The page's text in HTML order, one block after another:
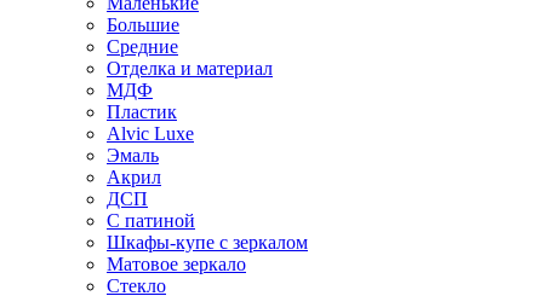
Большие
Средние
Отделка и материал
МДФ
Пластик
Alvic Luxe
Эмаль
Акрил
ДСП
С патиной
Шкафы-купе с зеркалом
Матовое зеркало
Стекло